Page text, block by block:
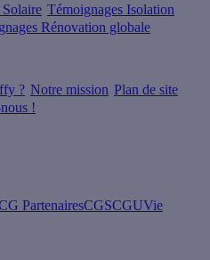
Témoignages Isolation
Rénovation globale
? Notre mission Plan de site
!
PartenairesCGSCGUVie